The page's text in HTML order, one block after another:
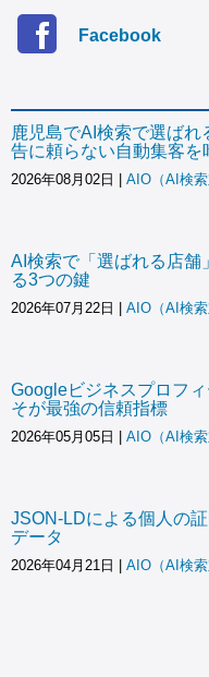
Facebook
鹿児島でAI検索で選ば
告に頼らない自動集客を
2026年08月02日 AIO（AI検索
AI検索で「選ばれる店舗
る3つの鍵
2026年07月22日 AIO（AI検索
Googleビジネスプロフ
そが最強の信頼指標
2026年05月05日 AIO（AI検索
JSON-LDによる個人の
データ
2026年04月21日 AIO（AI検索